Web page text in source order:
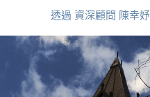
透過 資深顧問 陳幸妤